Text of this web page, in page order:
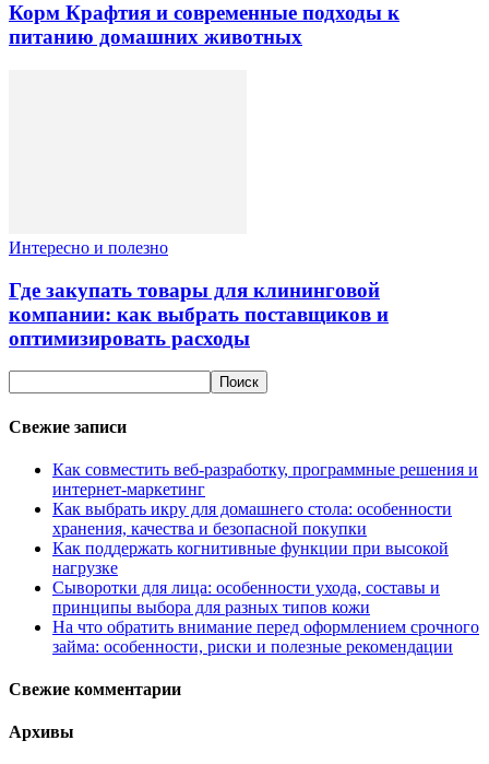
Корм Крафтия и современные подходы к
питанию домашних животных
Интересно и полезно
Где закупать товары для клининговой
компании: как выбрать поставщиков и
оптимизировать расходы
Свежие записи
Как совместить веб-разработку, программные решения и
интернет-маркетинг
Как выбрать икру для домашнего стола: особенности
хранения, качества и безопасной покупки
Как поддержать когнитивные функции при высокой
нагрузке
Сыворотки для лица: особенности ухода, составы и
принципы выбора для разных типов кожи
На что обратить внимание перед оформлением срочного
займа: особенности, риски и полезные рекомендации
Свежие комментарии
Архивы